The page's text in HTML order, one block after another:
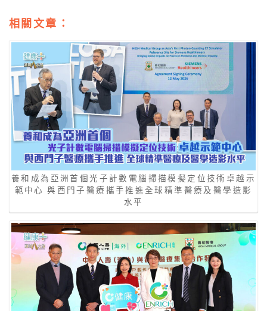
相關文章：
養和成為亞洲首個光子計數電腦掃描模擬定位技術卓越示
範中心 與西門子醫療攜手推進全球精準醫療及醫學造影
水平